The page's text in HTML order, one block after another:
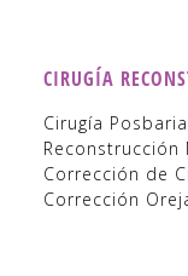
CIRUGÍA
Cirugía
Reconstrucción
Corrección de
Corrección